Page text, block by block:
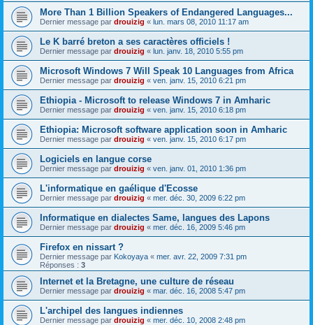
More Than 1 Billion Speakers of Endangered Languages...
Dernier message par drouizig « lun. mars 08, 2010 11:17 am
Le K barré breton a ses caractères officiels !
Dernier message par drouizig « lun. janv. 18, 2010 5:55 pm
Microsoft Windows 7 Will Speak 10 Languages from Africa
Dernier message par drouizig « ven. janv. 15, 2010 6:21 pm
Ethiopia - Microsoft to release Windows 7 in Amharic
Dernier message par drouizig « ven. janv. 15, 2010 6:18 pm
Ethiopia: Microsoft software application soon in Amharic
Dernier message par drouizig « ven. janv. 15, 2010 6:17 pm
Logiciels en langue corse
Dernier message par drouizig « ven. janv. 01, 2010 1:36 pm
L'informatique en gaélique d'Ecosse
Dernier message par drouizig « mer. déc. 30, 2009 6:22 pm
Informatique en dialectes Same, langues des Lapons
Dernier message par drouizig « mer. déc. 16, 2009 5:46 pm
Firefox en nissart ?
Dernier message par Kokoyaya « mer. avr. 22, 2009 7:31 pm
Réponses : 3
Internet et la Bretagne, une culture de réseau
Dernier message par drouizig « mar. déc. 16, 2008 5:47 pm
L'archipel des langues indiennes
Dernier message par drouizig « mer. déc. 10, 2008 2:48 pm